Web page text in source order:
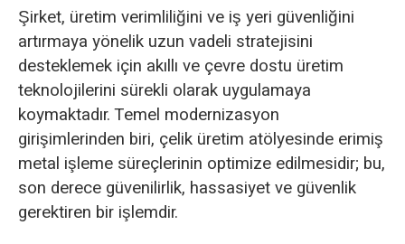
Şirket, üretim verimliliğini ve iş yeri güvenliğini
artırmaya yönelik uzun vadeli stratejisini
desteklemek için akıllı ve çevre dostu üretim
teknolojilerini sürekli olarak uygulamaya
koymaktadır. Temel modernizasyon
girişimlerinden biri, çelik üretim atölyesinde erimiş
metal işleme süreçlerinin optimize edilmesidir; bu,
son derece güvenilirlik, hassasiyet ve güvenlik
gerektiren bir işlemdir.